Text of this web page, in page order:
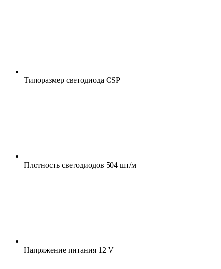
Типоразмер светодиода CSP
Плотность светодиодов 504 шт/м
Напряжение питания 12 V